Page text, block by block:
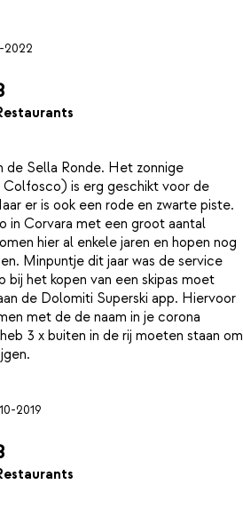
de Sella Ronde. Het zonnige
Colfosco) is erg geschikt voor de
er is ook een rode en zwarte piste.
in Corvara met een groot aantal
hier al enkele jaren en hopen nog
Minpuntje dit jaar was de service
bij het kopen van een skipas moet
de Dolomiti Superski app. Hiervoor
met de de naam in je corona
3 x buiten in de rij moeten staan om
2019